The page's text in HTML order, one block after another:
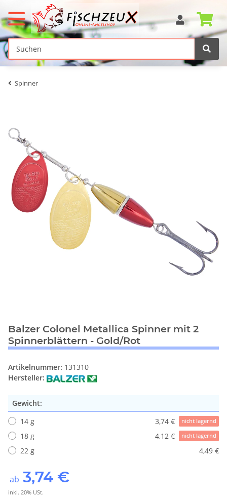
Spinner
Balzer Colonel Metallica Spinner mit 2
Spinnerblättern - Gold/Rot
Artikelnummer: 131310
Hersteller:
Gewicht:
14 g
3,74 € nicht lagernd
18 g 4,12 € nicht lagernd
22 g 4,49 €
ab 3,74 €
inkl. 20% USt.